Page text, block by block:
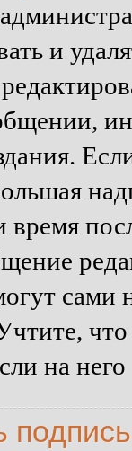
и
время
сами
на